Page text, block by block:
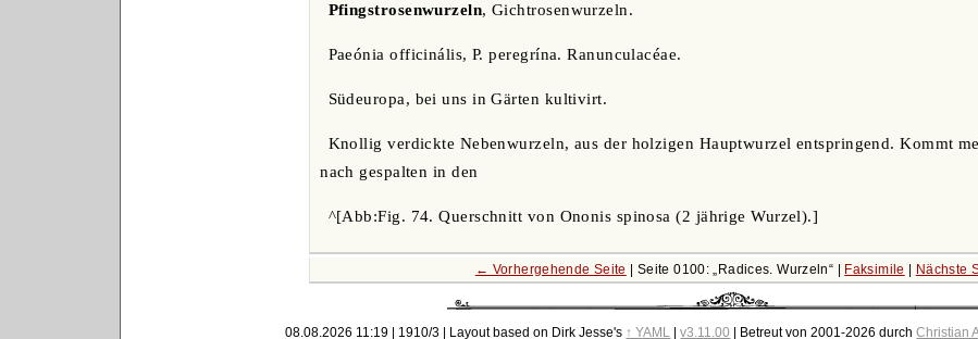
Pfingstrosenwurzeln, Gichtrosenwurzeln.
Paeónia officinális, P. peregrína. Ranunculacéae.
Südeuropa, bei uns in Gärten kultivirt.
Knollig verdickte Nebenwurzeln, aus der holzigen Hauptwurzel entspringend. Kommt
nach gespalten in den
^[Abb:Fig. 74. Querschnitt von Ononis spinosa (2 jährige Wurzel).]
← Vorhergehende Seite | Seite 0100: Radices. Wurzeln | Faksimile | Nächste
08.08.2026 11:19 | 1910/3 | Layout based on Dirk Jesse's ↑ YAML |v3.11.00 | Betreut von 2001-2026 durchChristian